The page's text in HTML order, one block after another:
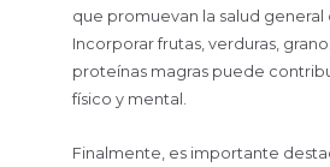
que promuevan la salud general
Incorporar frutas, verduras,
proteínas magras puede
físico y mental.
Finalmente, es importante